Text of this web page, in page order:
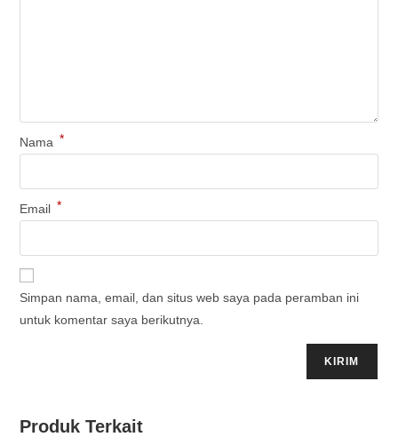
Nama *
Email *
Simpan nama, email, dan situs web saya pada peramban ini
untuk komentar saya berikutnya.
Produk Terkait